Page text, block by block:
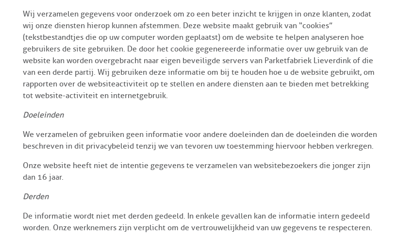
Wij verzamelen gegevens voor onderzoek om zo een beter inzicht te krijgen in onze klanten, zodat
wij onze diensten hierop kunnen afstemmen. Deze website maakt gebruik van “cookies”
(tekstbestandtjes die op uw computer worden geplaatst) om de website te helpen analyseren hoe
gebruikers de site gebruiken. De door het cookie gegenereerde informatie over uw gebruik van de
website kan worden overgebracht naar eigen beveiligde servers van Parketfabriek Lieverdink of die
van een derde partij. Wij gebruiken deze informatie om bij te houden hoe u de website gebruikt, om
rapporten over de websiteactiviteit op te stellen en andere diensten aan te bieden met betrekking
tot website-activiteit en internetgebruik.
Doeleinden
We verzamelen of gebruiken geen informatie voor andere doeleinden dan de doeleinden die worden
beschreven in dit privacybeleid tenzij we van tevoren uw toestemming hiervoor hebben verkregen.
Onze website heeft niet de intentie gegevens te verzamelen van websitebezoekers die jonger zijn
dan 16 jaar.
Derden
De informatie wordt niet met derden gedeeld. In enkele gevallen kan de informatie intern gedeeld
worden. Onze werknemers zijn verplicht om de vertrouwelijkheid van uw gegevens te respecteren.